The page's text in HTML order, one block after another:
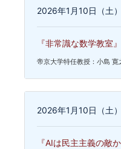
2026年1月10日（土
『非常識な数学教室
帝京大学特任教授：小島 寛
2026年1月10日（土）
『AIは民主主義の敵